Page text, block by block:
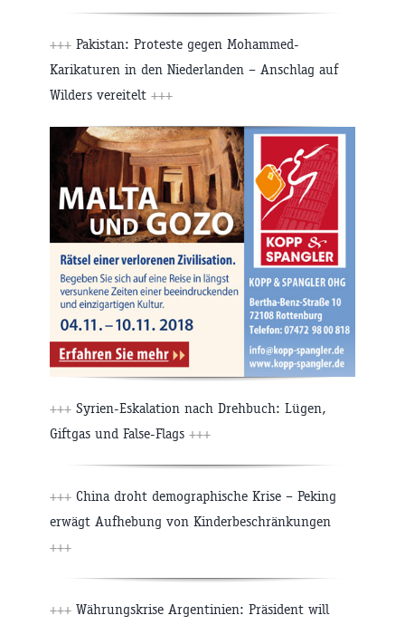
+++ Pakistan: Proteste gegen Mohammed-
Karikaturen in den Niederlanden – Anschlag auf
Wilders vereitelt +++
+++ Syrien-Eskalation nach Drehbuch: Lügen,
Giftgas und False-Flags +++
+++ China droht demographische Krise – Peking
erwägt Aufhebung von Kinderbeschränkungen
+++
+++ Währungskrise Argentinien: Präsident will